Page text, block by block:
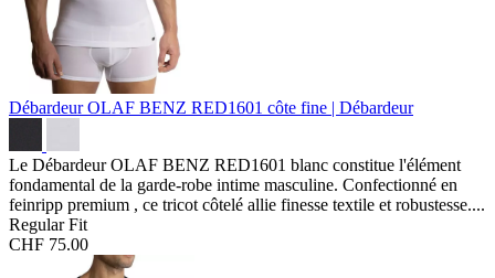
Débardeur OLAF BENZ RED1601 côte fine | Débardeur
Le Débardeur OLAF BENZ RED1601 blanc constitue l'élément
fondamental de la garde-robe intime masculine. Confectionné en
feinripp premium , ce tricot côtelé allie finesse textile et robustesse....
Regular Fit
CHF 75.00